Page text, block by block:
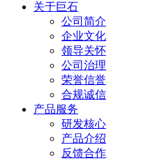
关于巨石
公司简介
企业文化
领导关怀
公司治理
荣誉信誉
合规诚信
产品服务
研发核心
产品介绍
反馈合作